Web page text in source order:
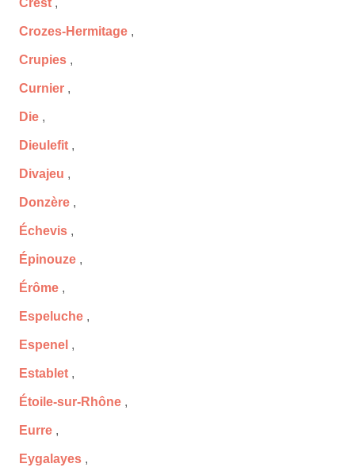
Crozes-Hermitage ,
Crupies ,
Curnier ,
Die ,
Dieulefit ,
Divajeu ,
Donzère ,
Échevis ,
Épinouze ,
Érôme ,
Espeluche ,
Espenel ,
Establet ,
Étoile-sur-Rhône ,
Eurre ,
Eygalayes ,